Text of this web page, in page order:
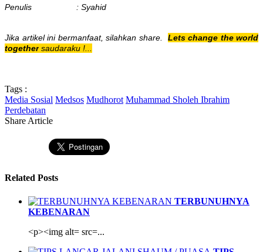
Penulis : Syahid
Jika artikel ini bermanfaat, silahkan share. Lets change the world
together saudaraku !...
Tags :
Media Sosial Medsos Mudhorot Muhammad Sholeh Ibrahim
Perdebatan
Share Article
Related Posts
TERBUNUHNYA
KEBENARAN
<p><img alt= src=...